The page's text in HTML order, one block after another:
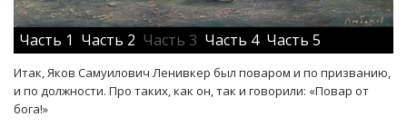
Часть 1 Часть 2 Часть 3 Часть 4 Часть 5
Итак, Яков Самуилович Ленивкер был поваром и по призванию,
и по должности. Про таких, как он, так и говорили: «Повар от
бога!»